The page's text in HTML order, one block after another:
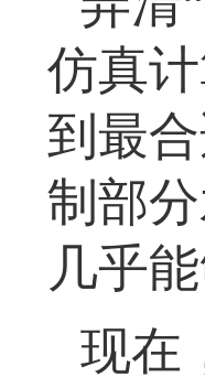
仿真
到最
制部
几乎
现在